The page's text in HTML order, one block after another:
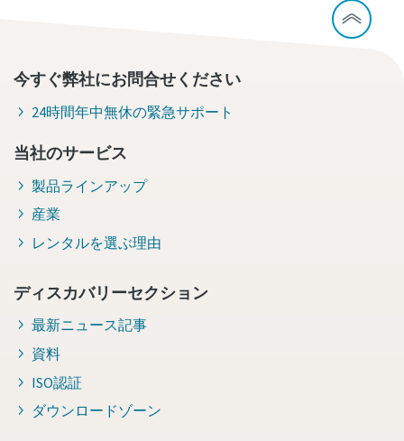
今すぐ弊社にお問合せください
24時間年中無休の緊急サポート
当社のサービス
製品ラインアップ
産業
レンタルを選ぶ理由
ディスカバリーセクション
最新ニュース記事
資料
ISO認証
ダウンロードゾーン